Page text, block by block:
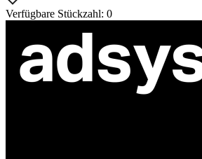
Verfügbare Stückzahl: 0